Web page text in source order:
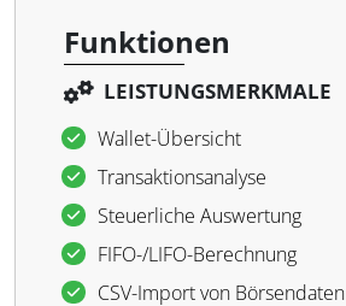
Funktionen
LEISTUNGSMERKMALE
Wallet-Übersicht
Transaktionsanalyse
Steuerliche Auswertung
FIFO-/LIFO-Berechnung
CSV-Import von Börsendaten